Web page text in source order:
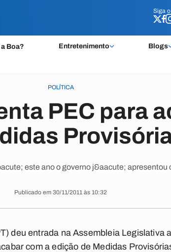
Siga o
Boa? Entretenimento Blogs
Siga o
POLÍTICA
PEC para
este ano o governo j&aacute; apresentou
Publicado em 30/11/2011 às 10:32
deu entrada na Assembleia Legislativa
com a edição de Medidas